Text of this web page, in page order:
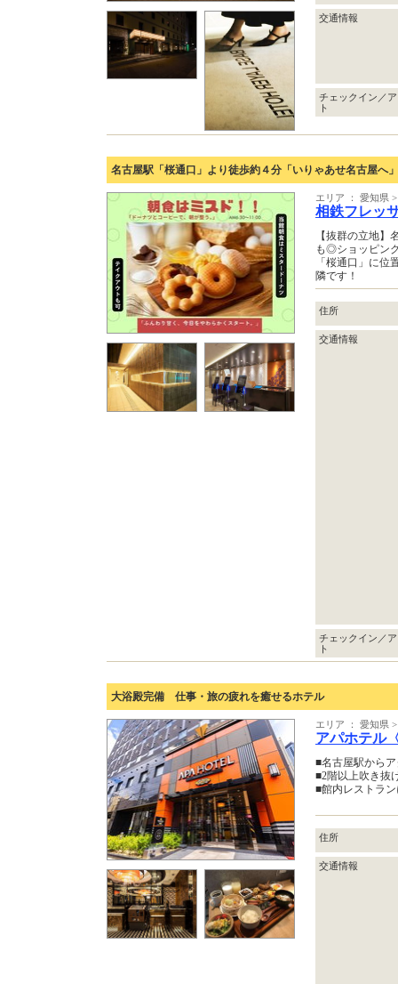
交通情報
チェックイン／
ト
名古屋駅「桜通口」より徒歩約４分「いりゃあせ名古屋へ」
エリア ： 愛知県
相鉄フレッ
【抜群の立地
も◎ショッピン
「桜通口」に
隣です！
住所
交通情報
チェックイン／
ト
大浴殿完備 仕事・旅の疲れを癒せるホテル
エリア ： 愛知県
アパホテル
■名古屋駅から
■2階以上吹き抜
■館内レストラ
住所
交通情報